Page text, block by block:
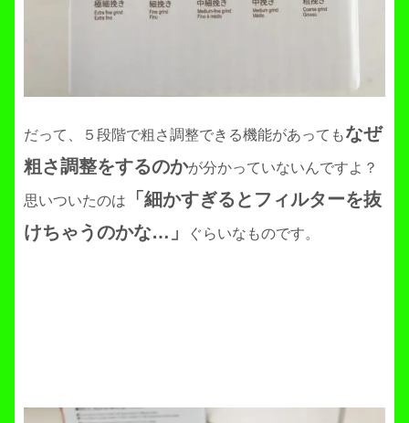
だって、５段階で粗さ調整できる機能があってもなぜ
粗さ調整をするのかが分かっていないんですよ？
思いついたのは
「細かすぎるとフィルターを抜
けちゃうのかな…」
ぐらいなものです。